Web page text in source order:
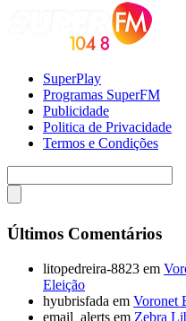
SuperPlay
Programas SuperFM
Publicidade
Politica de Privacidade
Termos e Condições
Últimos Comentários
litopedreira-8823 em
Eleição
hyubrisfada em Voronet
email_alerts em Zebra